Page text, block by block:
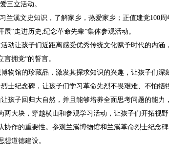
三立活动。
兰溪文史知识，了解家乡，热爱家乡；正值建党100
展“走进历史,纪念革命先辈”集体参观活动。
动让孩子们近距离感受优秀传统文化赋予时代的内涵
言拥党“的誓言。
物馆的珍藏品，激发其探求知识的兴趣，让孩子们深
士纪念碑，让孩子们学习革命先烈不畏艰难、不怕牺
孩子回归大自然，并且能够培养全面思考问题的能力
两大块，穿越横山和参观学习活动，让孩子们开拓视
协作的重要性。参观兰溪博物馆和兰溪革命烈士纪念
想道德建设。